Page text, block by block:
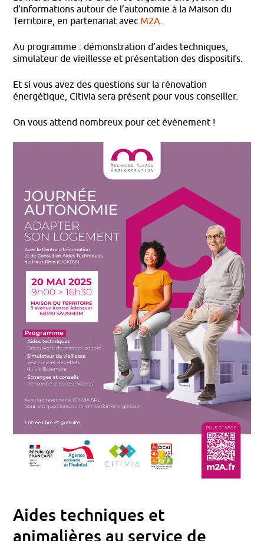
d’informations autour de l’autonomie à la Maison du
Territoire, en partenariat avec M2A
Au programme : démonstration d’aides techniques,
simulateur de vieillesse et présentation des dispositifs.
Et si vous avez des questions sur la rénovation
énergétique, Citivia sera présent pour vous conseiller.
On vous attend nombreux pour cet évènement !
Aides techniques et
animalières au service de